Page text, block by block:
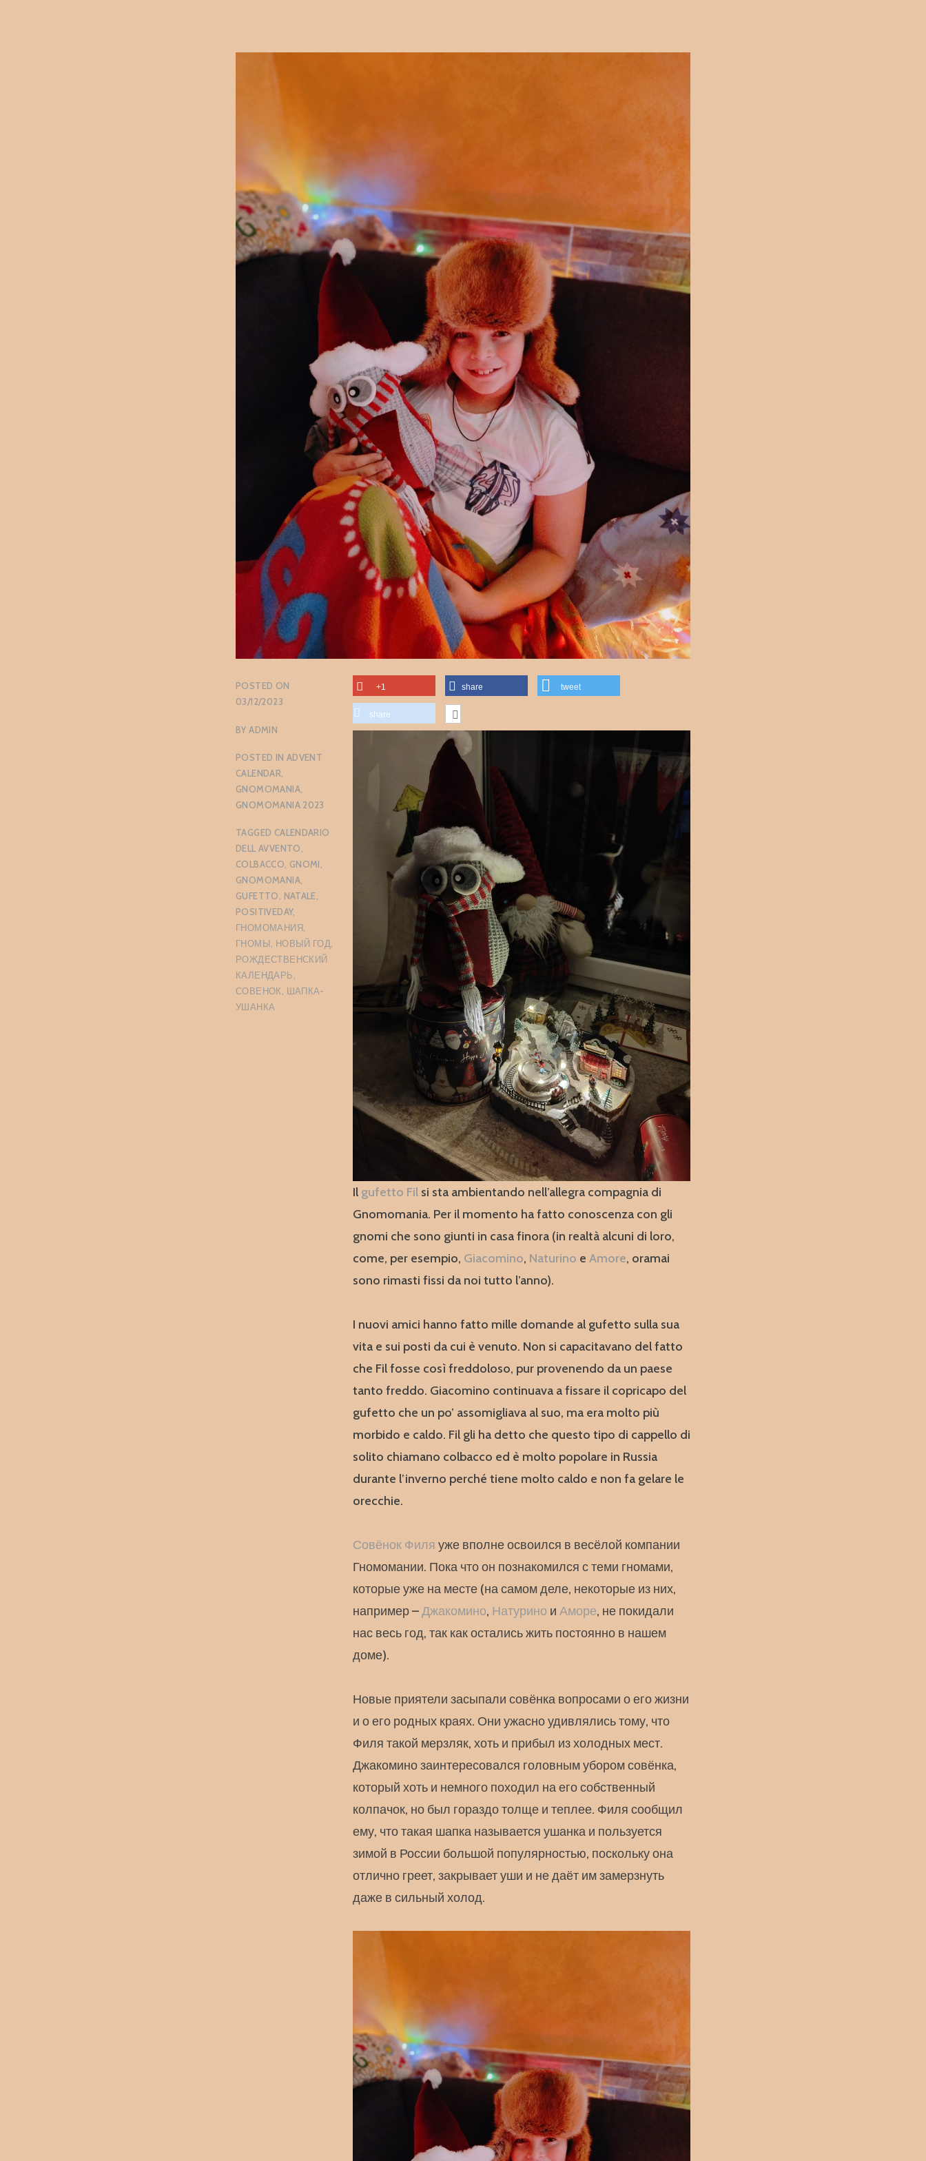
POSTED ON
03/12/2023
BYADMIN
POSTED IN ADVENT
CALENDAR
GNOMOMANIA,
GNOMOMANIA 2023
TAGGED CALENDARIO
DELL AVVENTO
COLBACCO GNOMI
GNOMOMANIA,
GUFETTO
NATALE
POSITIVEDAY,
ГНОМОМАНИЯ,
ГНОМЫ НОВЫЙ ГОД
РОЖДЕСТВЕНСКИЙ
КАЛЕНДАРЬ
СОВЕНОК
ШАПКА-
УШАНКА
+1 share tweet
share
Il gufetto Fil si sta ambientando nell’allegra compagnia di
Gnomomania. Per il momento ha fatto conoscenza con gli
gnomi che sono giunti in casa finora (in realtà alcuni di loro,
come, per esempio, Giacomino, Naturino e Amore, oramai
sono rimasti fissi da noi tutto l’anno).
I nuovi amici hanno fatto mille domande al gufetto sulla sua
vita e sui posti da cui è venuto. Non si capacitavano del fatto
che Fil fosse così freddoloso, pur provenendo da un paese
tanto freddo. Giacomino continuava a fissare il copricapo del
gufetto che un po’ assomigliava al suo, ma era molto più
morbido e caldo. Fil gli ha detto che questo tipo di cappello di
solito chiamano colbacco ed è molto popolare in Russia
durante l’inverno perché tiene molto caldo e non fa gelare le
orecchie.
Совёнок Филя уже вполне освоился в весёлой компании
Гномомании. Пока что он познакомился с теми гномами,
которые уже на месте (на самом деле, некоторые из них,
например –Джакомино, Натурино и Аморе, не покидали
нас весь год, так как остались жить постоянно в нашем
доме).
Новые приятели засыпали совёнка вопросами о его жизни
и о его родных краях. Они ужасно удивлялись тому, что
Филя такой мерзляк, хоть и прибыл из холодных мест.
Джакомино заинтересовался головным убором совёнка,
который хоть и немного походил на его собственный
колпачок, но был гораздо толще и теплее. Филя сообщил
ему, что такая шапка называется ушанка и пользуется
зимой в России большой популярностью, поскольку она
отлично греет, закрывает уши и не даёт им замерзнуть
даже в сильный холод.